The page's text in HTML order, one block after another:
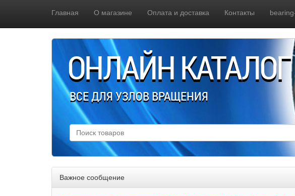
Главная О магазине Оплата и доставка Контакты
ОНЛАЙН КАТАЛОГ
ВСЕ ДЛЯ УЗЛОВ ВРАЩЕНИЯ
Важное сообщение